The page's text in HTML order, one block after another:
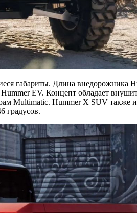
габариты. Длина
EV. Концепт обладает
Multimatic. Hummer X SUV
градусов.